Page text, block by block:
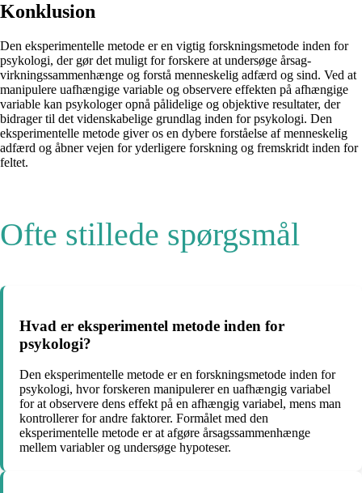
Konklusion
Den eksperimentelle metode er en vigtig forskningsmetode inden for
psykologi, der gør det muligt for forskere at undersøge årsag-
virkningssammenhænge og forstå menneskelig adfærd og sind. Ved at
manipulere uafhængige variable og observere effekten på afhængige
variable kan psykologer opnå pålidelige og objektive resultater, der
bidrager til det videnskabelige grundlag inden for psykologi. Den
eksperimentelle metode giver os en dybere forståelse af menneskelig
adfærd og åbner vejen for yderligere forskning og fremskridt inden for
feltet.
Ofte stillede spørgsmål
Hvad er eksperimentel metode inden for
psykologi?
Den eksperimentelle metode er en forskningsmetode inden for
psykologi, hvor forskeren manipulerer en uafhængig variabel
for at observere dens effekt på en afhængig variabel, mens man
kontrollerer for andre faktorer. Formålet med den
eksperimentelle metode er at afgøre årsagssammenhænge
mellem variabler og undersøge hypoteser.